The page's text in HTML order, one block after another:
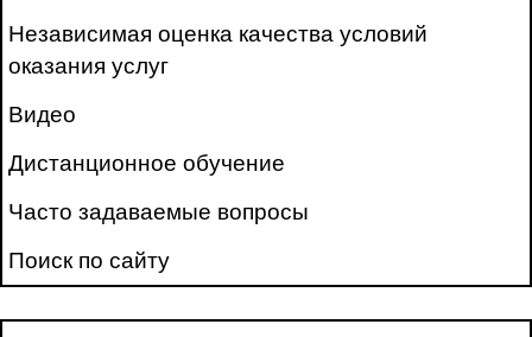
Независимая оценка качества условий
оказания услуг
Видео
Дистанционное обучение
Часто задаваемые вопросы
Поиск по сайту